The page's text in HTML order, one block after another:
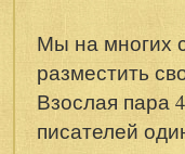
Мы на многих
разместить
Взослая пара
писателей